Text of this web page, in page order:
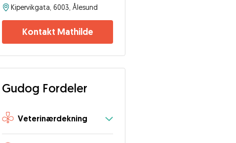
Kipervikgata, 6003, Ålesund
Kontakt Mathilde
Gudog Fordeler
Veterinærdekning